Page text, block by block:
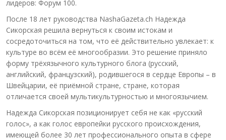
лидеров: Форум 100.
После 18 лет руководства NashaGazeta.ch Надежда
Сикорская решила вернуться к своим истокам и
сосредоточиться на том, что её действительно увлекает: к
культуре во всём её многообразии. Это решение приняло
форму трёхязычного культурного блога (русский,
английский, французский), родившегося в сердце Европы – в
Швейцарии, её приёмной стране, стране, которая
отличается своей мультикультурностью и многоязычием.
Надежда Сикорская позиционирует себя не как «русский
голос», а как голос европейки русского происхождения,
имеющей более 30 лет профессионального опыта в сфере